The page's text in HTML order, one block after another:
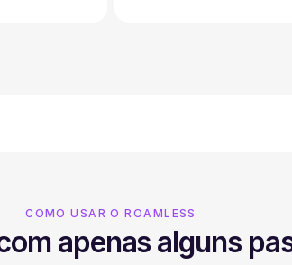
COMO USAR O ROAMLESS
apenas alguns